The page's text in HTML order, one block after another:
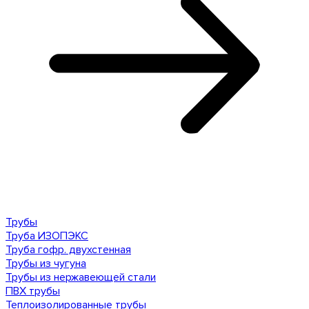
Трубы
Труба ИЗОПЭКС
Труба гофр. двухстенная
Трубы из чугуна
Трубы из нержавеющей стали
ПВХ трубы
Теплоизолированные трубы